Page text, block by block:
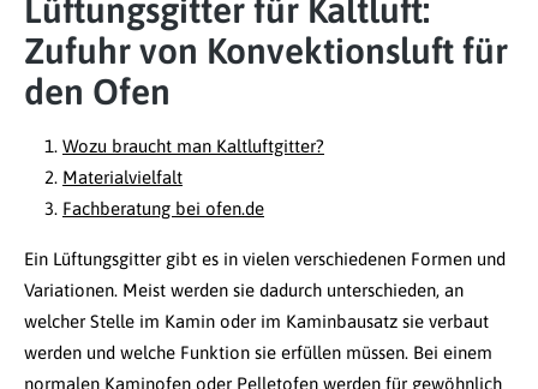
Lüftungsgitter für Kaltluft:
Zufuhr von Konvektionsluft für
den Ofen
Wozu braucht man Kaltluftgitter?
Materialvielfalt
Fachberatung bei ofen.de
Ein Lüftungsgitter gibt es in vielen verschiedenen Formen und
Variationen. Meist werden sie dadurch unterschieden, an
welcher Stelle im Kamin oder im Kaminbausatz sie verbaut
werden und welche Funktion sie erfüllen müssen. Bei einem
normalen Kaminofen oder Pelletofen werden für gewöhnlich